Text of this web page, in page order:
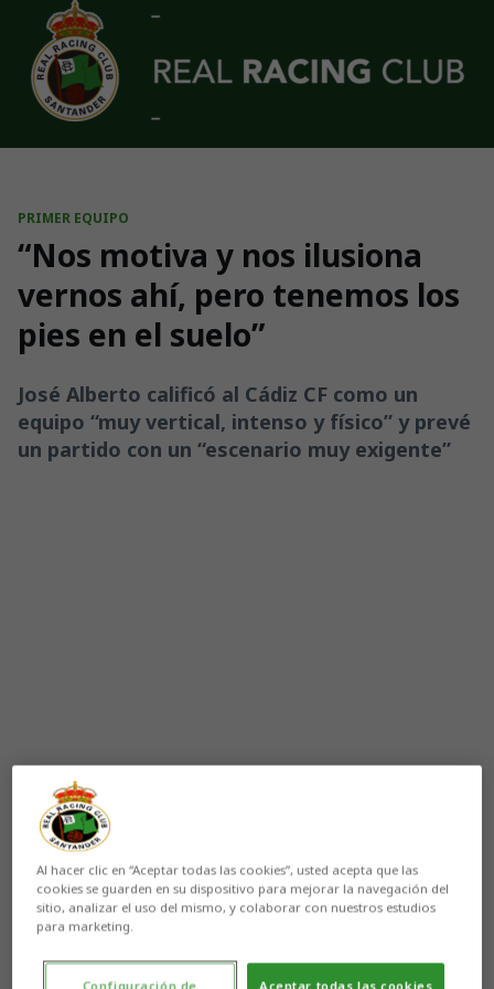
Skip to main content
PRIMER EQUIPO
“Nos motiva y nos ilusiona
vernos ahí, pero tenemos los
pies en el suelo”
José Alberto calificó al Cádiz CF como un
equipo “muy vertical, intenso y físico” y prevé
un partido con un “escenario muy exigente”
Aún no hay reacciones. ¡Sé el primero!
Después desuperar la segunda eliminatoria de la
Copa del Rey frente a la Sociedad Deportiva
Ponferradina, el
mirada ya puesta en elduelo liguero ante el Cádiz
Al hacer clic en “Aceptar todas las cookies”, usted acepta que las
cookies se guarden en su dispositivo para mejorar la navegación del
sitio, analizar el uso del mismo, y colaborar con nuestros estudios
para marketing.
Aceptar todas las cookies
Configuración de